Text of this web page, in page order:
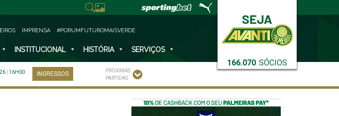
166.070 SÓCIOS
IMPRENSA #PORUMFUTUROMAISVERDE
INSTITUCIONAL HISTÓRIA SERVIÇOS
16H00
INGRESSOS
PRÓXIMAS
PARTIDAS